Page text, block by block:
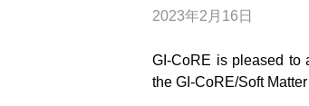
2023年2月16日
GI-CoRE is pleased to
the GI-CoRE/Soft Matter